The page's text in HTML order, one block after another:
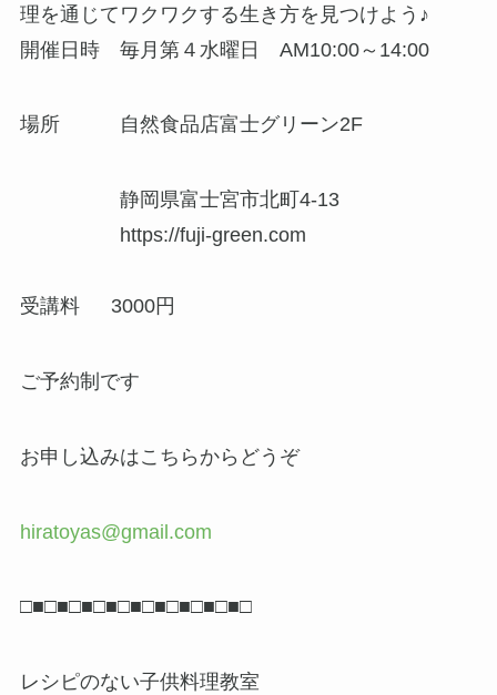
理を通じてワクワクする生き方を見つけよう♪
開催日時 毎月第４水曜日 AM10:00～14:00
場所 自然食品店富士グリーン2F
静岡県富士宮市北町4-13
https://fuji-green.com
受講料 3000円
ご予約制です
お申し込みはこちらからどうぞ
hiratoyas@gmail.com
□■□■□■□■□■□■□■□■□■□
レシピのない子供料理教室